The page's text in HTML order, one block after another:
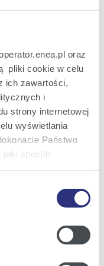
oraz
pliki cookie w celu
ich zawartości,
i
strony internetowej
wyświetlania
Państwo
jaki sposób
znajdziecie
Polityce
dzień 19
lata 2014 –
za III